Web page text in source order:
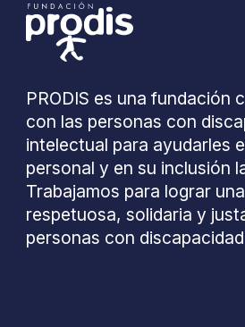
PRODIS es una fundación
con las personas con
intelectual para ayudarles
personal y en su inclusión
Trabajamos para lograr
respetuosa, solidaria y
personas con